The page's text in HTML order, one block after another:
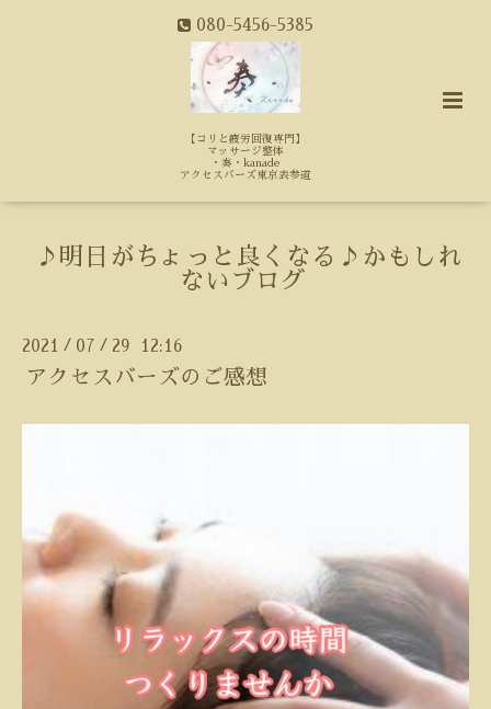
080-5456-5385
【コリと疲労回復専門】
マッサージ整体
・奏・kanade
アクセスバーズ東京表参道
♪明日がちょっと良くなる♪かもしれ
ないブログ
2021 / 07 / 29 12:16
アクセスバーズのご感想